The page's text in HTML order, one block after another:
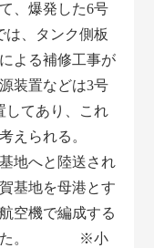
、爆発した6号
は、タンク側板
よる補修工事が
装置などは3号
してあり、これ
えられる。
地へと陸送され
基地を母港とす
空機で編成する
ていた。 ※小